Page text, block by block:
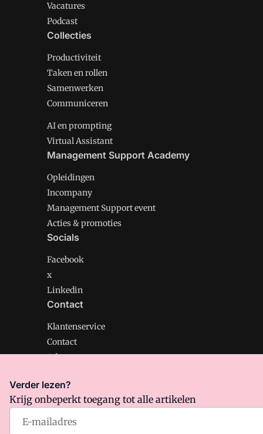
Vacatures
Podcast
Collecties
Productiviteit
Taken en rollen
Samenwerken
Communiceren
AI en prompting
Virtual Assistant
Management Support Academy
Opleidingen
Incompany
Management Support event
Acties & promoties
Socials
Facebook
x
Linkedin
Contact
Klantenservice
Contact
Adverteren
Management Support is onderdeel van VMN media.
Algemene Voorwaarden
Verder lezen?
Krijg onbeperkt toegang tot alle artikelen